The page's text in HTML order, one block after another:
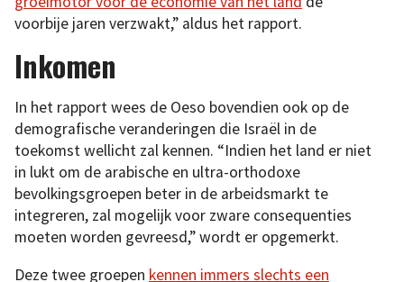
voorbije jaren verzwakt,” aldus het rapport.
Inkomen
In het rapport wees de Oeso bovendien ook op de
demografische veranderingen die Israël in de
toekomst wellicht zal kennen. “Indien het land er niet
in lukt om de arabische en ultra-orthodoxe
bevolkingsgroepen beter in de arbeidsmarkt te
integreren, zal mogelijk voor zware consequenties
moeten worden gevreesd,” wordt er opgemerkt.
Deze twee groepen kennen immers slechts een